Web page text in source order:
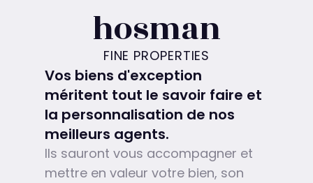
hosman
FINE PROPERTIES
Vos biens d'exception
méritent tout le savoir faire et
la personnalisation de nos
meilleurs agents.
Ils sauront vous accompagner et
mettre en valeur votre bien, son